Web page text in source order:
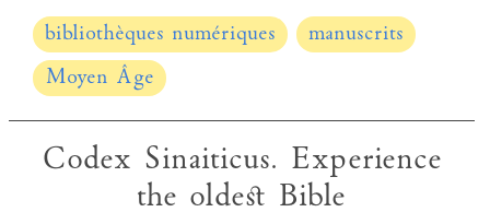
bibliothèques numériques
manuscrits
Moyen Âge
Codex Sinaiticus. Experience
the oldest Bible